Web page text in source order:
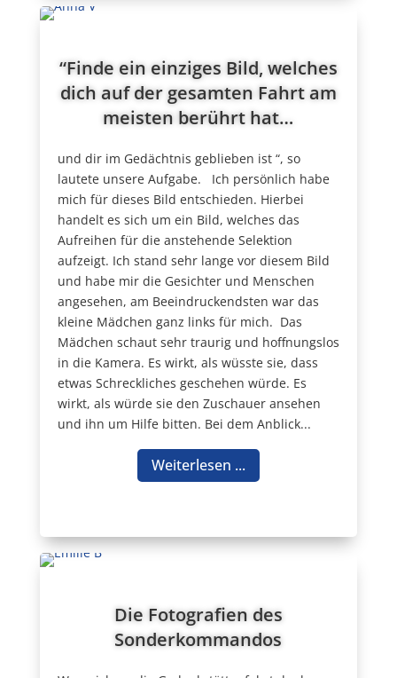
“Finde ein einziges Bild, welches
dich auf der gesamten Fahrt am
meisten berührt hat…
und dir im Gedächtnis geblieben ist “, so
lautete unsere Aufgabe. Ich persönlich habe
mich für dieses Bild entschieden. Hierbei
handelt es sich um ein Bild, welches das
Aufreihen für die anstehende Selektion
aufzeigt. Ich stand sehr lange vor diesem Bild
und habe mir die Gesichter und Menschen
angesehen, am Beeindruckendsten war das
kleine Mädchen ganz links für mich. Das
Mädchen schaut sehr traurig und hoffnungslos
in die Kamera. Es wirkt, als wüsste sie, dass
etwas Schreckliches geschehen würde. Es
wirkt, als würde sie den Zuschauer ansehen
und ihn um Hilfe bitten. Bei dem Anblick...
Weiterlesen ...
Die Fotografien des
Sonderkommandos